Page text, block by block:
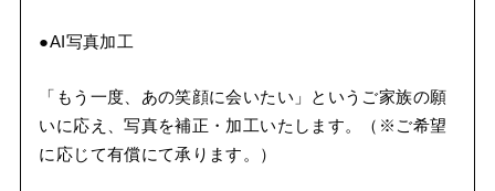
●AI写真加工
「もう一度、あの笑顔に会いたい」というご家族の願
いに応え、写真を補正・加工いたします。（※ご希望
に応じて有償にて承ります。）